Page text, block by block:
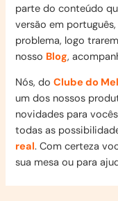
parte do conteúdo
versão em
problema, logo
nosso Blog,
Nós, doClube do
um dos nossos
novidades para
todas as
real. Com certeza
sua mesa ou para